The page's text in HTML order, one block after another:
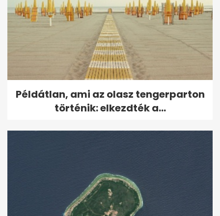
Példátlan, ami az olasz tengerparton
történik: elkezdték a...